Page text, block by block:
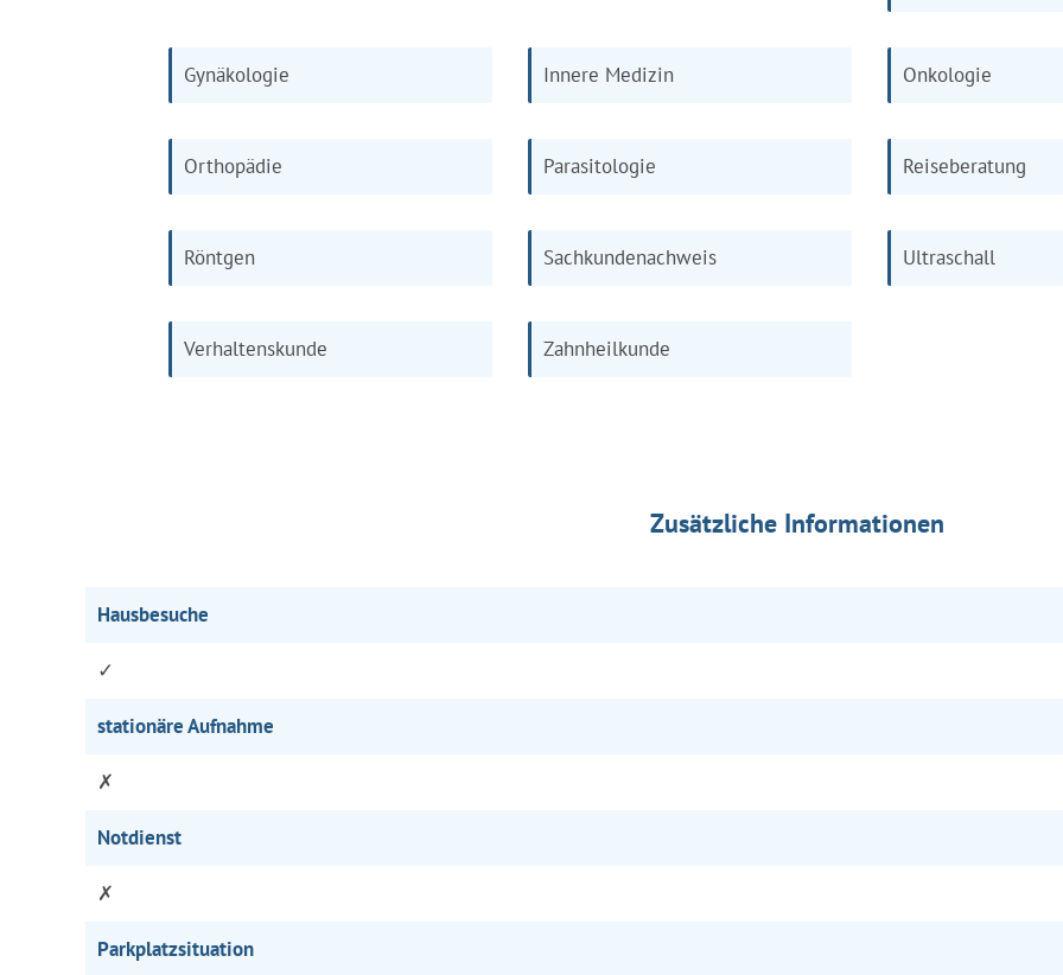
Gynäkologie Innere Medizin Onkologie
Orthopädie Parasitologie Reiseberatung
Röntgen Sachkundenachweis Ultraschall
Verhaltenskunde Zahnheilkunde
Zusätzliche Informationen
Hausbesuche
✓
stationäre Aufnahme
✗
Notdienst
✗
Parkplatzsituation